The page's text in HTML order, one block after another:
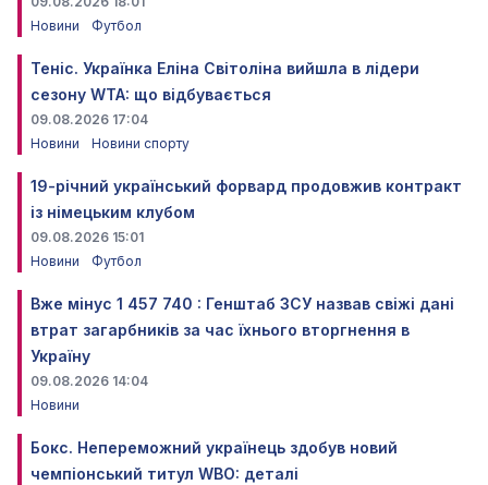
Новини
Футбол
Теніс. Українка Еліна Світоліна вийшла в лідери
сезону WTA: що відбувається
09.08.2026 17:04
Новини
Новини спорту
19-річний український форвард продовжив контракт
із німецьким клубом
09.08.2026 15:01
Новини
Футбол
Вже мінус 1 457 740 : Генштаб ЗСУ назвав свіжі дані
втрат загарбників за час їхнього вторгнення в
Україну
09.08.2026 14:04
Новини
Бокс. Непереможний українець здобув новий
чемпіонський титул WBO: деталі